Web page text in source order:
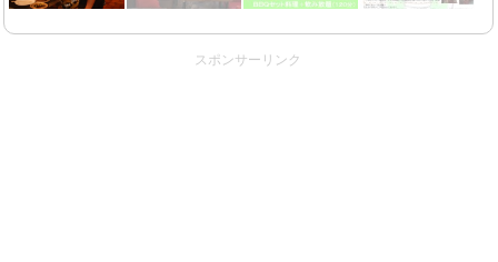
スポンサーリンク